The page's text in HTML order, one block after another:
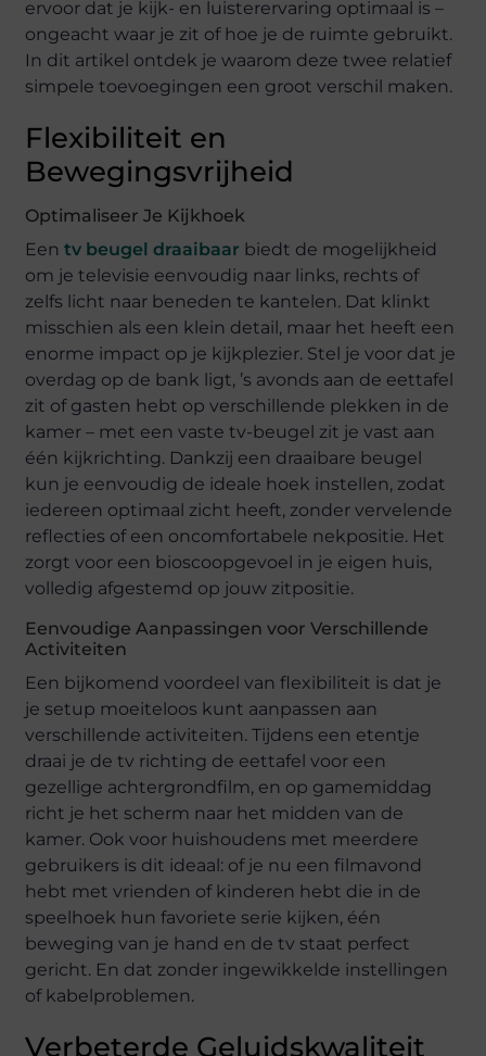
ervoor dat je kijk- en luisterervaring optimaal is –
ongeacht waar je zit of hoe je de ruimte gebruikt.
In dit artikel ontdek je waarom deze twee relatief
simpele toevoegingen een groot verschil maken.
Flexibiliteit en
Bewegingsvrijheid
Optimaliseer Je Kijkhoek
Een tv beugel draaibaar biedt de mogelijkheid
om je televisie eenvoudig naar links, rechts of
zelfs licht naar beneden te kantelen. Dat klinkt
misschien als een klein detail, maar het heeft een
enorme impact op je kijkplezier. Stel je voor dat je
overdag op de bank ligt, ’s avonds aan de eettafel
zit of gasten hebt op verschillende plekken in de
kamer – met een vaste tv-beugel zit je vast aan
één kijkrichting. Dankzij een draaibare beugel
kun je eenvoudig de ideale hoek instellen, zodat
iedereen optimaal zicht heeft, zonder vervelende
reflecties of een oncomfortabele nekpositie. Het
zorgt voor een bioscoopgevoel in je eigen huis,
volledig afgestemd op jouw zitpositie.
Eenvoudige Aanpassingen voor Verschillende
Activiteiten
Een bijkomend voordeel van flexibiliteit is dat je
je setup moeiteloos kunt aanpassen aan
verschillende activiteiten. Tijdens een etentje
draai je de tv richting de eettafel voor een
gezellige achtergrondfilm, en op gamemiddag
richt je het scherm naar het midden van de
kamer. Ook voor huishoudens met meerdere
gebruikers is dit ideaal: of je nu een filmavond
hebt met vrienden of kinderen hebt die in de
speelhoek hun favoriete serie kijken, één
beweging van je hand en de tv staat perfect
gericht. En dat zonder ingewikkelde instellingen
of kabelproblemen.
Verbeterde Geluidskwaliteit